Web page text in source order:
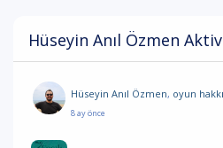
Hüseyin Anıl Özmen
Hüseyin Anıl Özmen, oyun
8 ay önce